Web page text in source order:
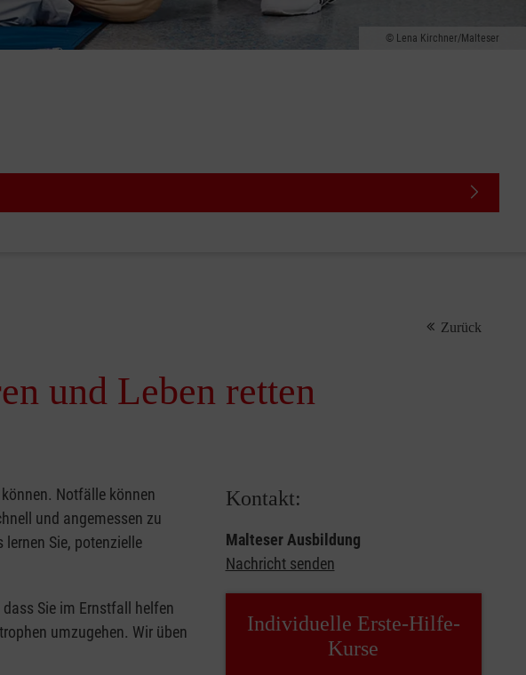
Lena Kirchner/Malteser
Zurück
und Leben retten
Notfälle können
und angemessen zu
Sie, potenzielle
Sie im Ernstfall helfen
umzugehen. Wir üben
Kontakt:
Malteser Ausbildung
Nachricht senden
Individuelle Erste-Hilfe-
Kurse